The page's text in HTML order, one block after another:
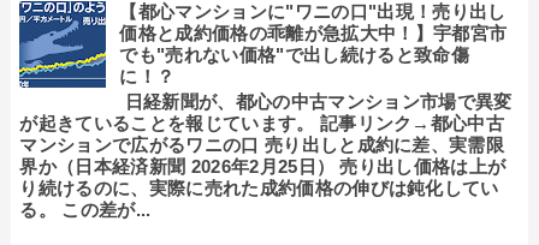
【都心マンションに"ワニの口"出現！売り出し
価格と成約価格の乖離が急拡大中！】宇都宮市
でも"売れない価格"で出し続けると致命傷
に！？
日経新聞が、都心の中古マンション市場で異変
が起きていることを報じています。 記事リンク→都心中古
マンションで広がるワニの口 売り出しと成約に差、実需限
界か（日本経済新聞 2026年2月25日） 売り出し価格は上が
り続けるのに、実際に売れた成約価格の伸びは鈍化してい
る。 この差が...